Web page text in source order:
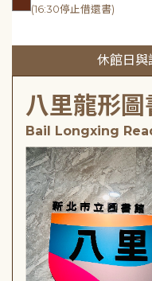
(16:30停止借還書)
休館日與
八里龍形
Bail Longxing